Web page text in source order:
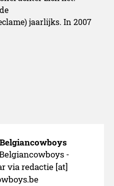
jaarlijks. In 2007
-
via redactie [at]